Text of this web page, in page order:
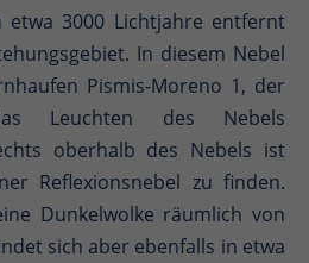
etwa 3000 Lichtjahre entfernt
In diesem Nebel
Pismis-Moreno 1, der
Leuchten des Nebels
oberhalb des Nebels ist
Reflexionsnebel zu finden.
Dunkelwolke räumlich von
sich aber ebenfalls in etwa